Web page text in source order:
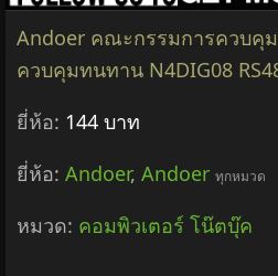
Andoer คณะกรรมการควบคุ
ควบคุมทนทาน N4DIG08
ยี่ห้อ: 144 บาท
ยี่ห้อ: Andoer, Andoer ทุกหมวด
หมวด: คอมพิวเตอร์ โน๊ตบุ๊ค